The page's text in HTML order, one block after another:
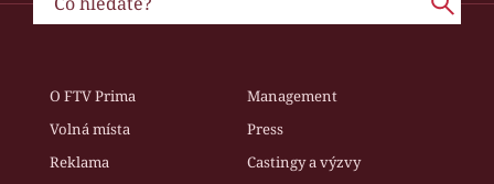
O FTV Prima
Management
Volná místa
Press
Reklama
Castingy a výzvy